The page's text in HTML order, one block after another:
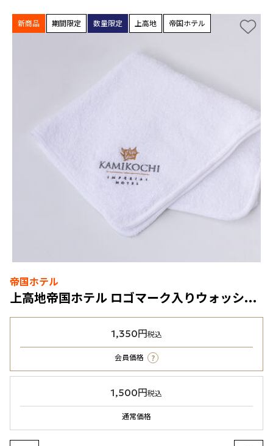
新商品 期間限定 数量限定 上高地 帝国ホテル
帝国ホテル
上高地帝国ホテル ロゴマーク入りウォッシュタオル
1,350円税込
会員価格 ?
1,500円税込
通常価格